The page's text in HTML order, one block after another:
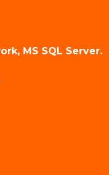
MS SQL Server.